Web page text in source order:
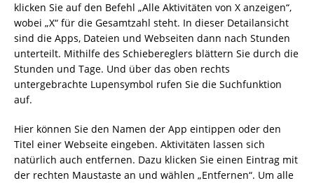
klicken Sie auf den Befehl „Alle Aktivitäten von X anzeigen“,
wobei „X“ für die Gesamtzahl steht. In dieser Detailansicht
sind die Apps, Dateien und Webseiten dann nach Stunden
unterteilt. Mithilfe des Schiebereglers blättern Sie durch die
Stunden und Tage. Und über das oben rechts
untergebrachte Lupensymbol rufen Sie die Suchfunktion
auf.
Hier können Sie den Namen der App eintippen oder den
Titel einer Webseite eingeben. Aktivitäten lassen sich
natürlich auch entfernen. Dazu klicken Sie einen Eintrag mit
der rechten Maustaste an und wählen „Entfernen“. Um alle